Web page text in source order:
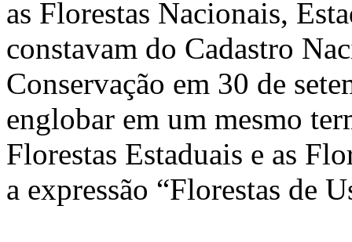
as Florestas Nacionais,
constavam do Cadastro
Conservação em 30 de
englobar em um mesmo
Florestas Estaduais e as
a expressão “Florestas de